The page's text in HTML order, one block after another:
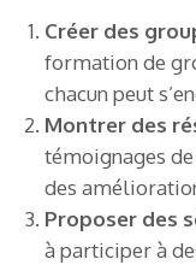
Créer des
formation de
chacun peut
Montrer des
témoignages
des
Proposer des
à participer à